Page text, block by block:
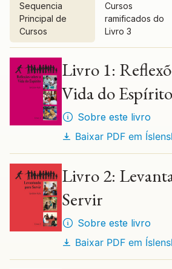
Sequencia
Principal de
Cursos
Cursos
ramificados do
Livro 3
Livro 1:
Vida do Espírito
Sobre este livro
Baixar PDF em
Livro 2:
Servir
Sobre este livro
Baixar PDF em